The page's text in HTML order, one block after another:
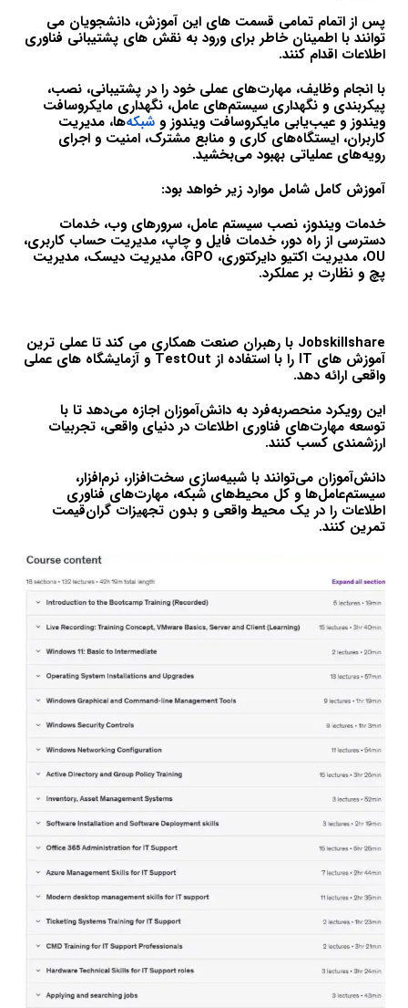
پس از اتمام تمامی قسمت های این آموزش، دانشجویان می
توانند با اطمینان خاطر برای ورود به نقش های پشتیبانی فناوری
اطلاعات اقدام کنند.
با انجام وظایف، مهارت‌های عملی خود را در پشتیبانی، نصب،
پیکربندی و نگهداری سیستم‌های عامل، نگهداری مایکروسافت
ویندوز و عیب‌یابی مایکروسافت ویندوز و شبکه‌ها، مدیریت
کاربران، ایستگاه‌های کاری و منابع مشترک، امنیت و اجرای
رویه‌های عملیاتی بهبود می‌بخشید.
آموزش کامل شامل موارد زیر خواهد بود:
خدمات ویندوز، نصب سیستم عامل، سرورهای وب، خدمات
دسترسی از راه دور، خدمات فایل و چاپ، مدیریت حساب کاربری،
OU، مدیریت اکتیو دایرکتوری، GPO، مدیریت دیسک، مدیریت
پچ و نظارت بر عملکرد.
Jobskillshare با رهبران صنعت همکاری می کند تا عملی ترین
آموزش های IT را با استفاده از TestOut و آزمایشگاه های عملی
واقعی ارائه دهد.
این رویکرد منحصربه‌فرد به دانش‌آموزان اجازه می‌دهد تا با
توسعه مهارت‌های فناوری اطلاعات در دنیای واقعی، تجربیات
ارزشمندی کسب کنند.
دانش‌آموزان می‌توانند با شبیه‌سازی سخت‌افزار، نرم‌افزار،
سیستم‌عامل‌ها و کل محیط‌های شبکه، مهارت‌های فناوری
اطلاعات را در یک محیط واقعی و بدون تجهیزات گران‌قیمت
تمرین کنند.